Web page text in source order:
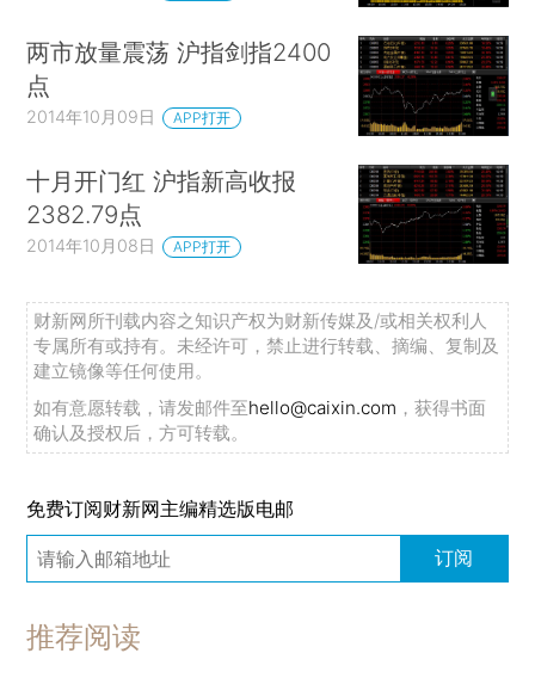
两市放量震荡 沪指剑指2400
点
2014年10月09日 APP打开
十月开门红 沪指新高收报
2382.79点
2014年10月08日 APP打开
财新网所刊载内容之知识产权为财新传媒及/或相关权利人
专属所有或持有。未经许可，禁止进行转载、摘编、复制及
建立镜像等任何使用。
如有意愿转载，请发邮件至hello@caixin.com ，获得书面
确认及授权后，方可转载。
免费订阅财新网主编精选版电邮
订阅
推荐阅读